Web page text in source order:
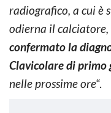
radiografico, a cui è
odierna il calciatore,
confermato la
Clavicolare di primo
nelle prossime ore“.